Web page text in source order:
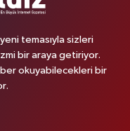
temasıyla sizleri
bir araya getiriyor.
okuyabilecekleri bir